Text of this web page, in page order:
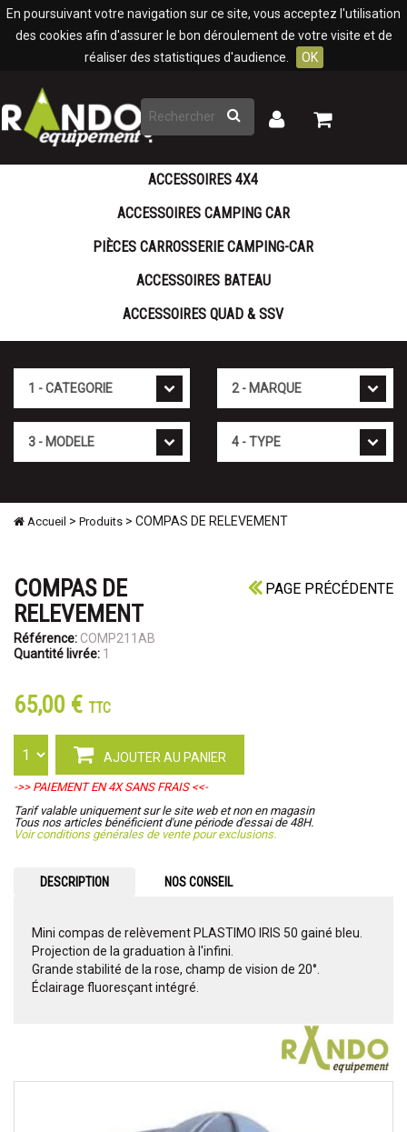
En poursuivant votre navigation sur ce site, vous acceptez l'utilisation
des cookies afin d'assurer le bon déroulement de votre visite et de
réaliser des statistiques d'audience.
OK
Rechercher
Mon
Mon
ACCESSOIRES 4X4
ACCESSOIRES CAMPING CAR
PIÈCES CARROSSERIE CAMPING-CAR
ACCESSOIRES BATEAU
ACCESSOIRES QUAD & SSV
Accueil > Produits > COMPAS DE RELEVEMENT
PAGE PRÉCÉDENTE
COMPAS DE
RELEVEMENT
Référence: COMP211AB
Quantité livrée: 1
65,00 € TTC
AJOUTER AU PANIER
->> PAIEMENT EN 4X SANS FRAIS <<-
Tarif valable uniquement sur le site web et non en magasin
Tous nos articles bénéficient d'une période d'essai de 48H.
Voir conditions générales de vente pour exclusions.
DESCRIPTION NOS CONSEIL
Mini compas de relèvement PLASTIMO IRIS 50 gainé bleu.
Projection de la graduation à l'infini.
Grande stabilité de la rose, champ de vision de 20°.
Éclairage fluoresçant intégré.
Panneau de gestion des cookies